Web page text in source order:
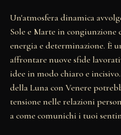
Un'atmosfera dinamica
Sole e Marte in congiunzione
energia e determinazione. È
affrontare nuove sfide
idee in modo chiaro e
della Luna con Venere
tensione nelle relazioni
a come comunichi i tuoi